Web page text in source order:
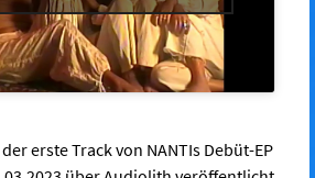
der erste Track von NANTIs Debüt-EP